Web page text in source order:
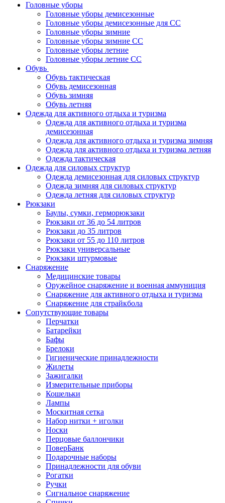
Головные уборы
Головные уборы демисезонные
Головные уборы демисезонные для СС
Головные уборы зимние
Головные уборы зимние СС
Головные уборы летние
Головные уборы летние СС
Обувь
Обувь тактическая
Обувь демисезонная
Обувь зимняя
Обувь летняя
Одежда для активного отдыха и туризма
Одежда для активного отдыха и туризма
демисезонная
Одежда для активного отдыха и туризма зимняя
Одежда для активного отдыха и туризма летняя
Одежда тактическая
Одежда для силовых структур
Одежда демисезонная для силовых структур
Одежда зимняя для силовых структур
Одежда летняя для силовых структур
Рюкзаки
Баулы, сумки, герморюкзаки
Рюкзаки от 36 до 54 литров
Рюкзаки до 35 литров
Рюкзаки от 55 до 110 литров
Рюкзаки универсальные
Рюкзаки штурмовые
Снаряжение
Медицинские товары
Оружейное снаряжение и военная аммуниция
Снаряжение для активного отдыха и туризма
Снаряжение для страйкбола
Сопутствующие товары
Перчатки
Батарейки
Бафы
Брелоки
Гигиенические принадлежности
Жилеты
Зажигалки
Измерительные приборы
Кошельки
Лампы
Москитная сетка
Набор нитки + иголки
Носки
Перцовые баллончики
ПоверБанк
Подарочные наборы
Принадлежности для обуви
Рогатки
Ручки
Сигнальное снаряжение